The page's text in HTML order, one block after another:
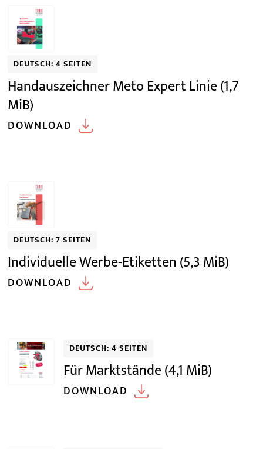
DEUTSCH: 4 SEITEN
Handauszeichner Meto Expert Linie(1,7
MiB)
DOWNLOAD
DEUTSCH: 7 SEITEN
Individuelle Werbe-Etiketten(5,3 MiB)
DOWNLOAD
DEUTSCH: 4 SEITEN
Für Marktstände(4,1 MiB)
DOWNLOAD